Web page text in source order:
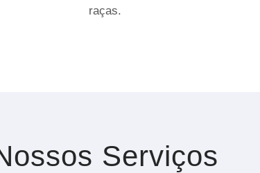
raças.
Serviços